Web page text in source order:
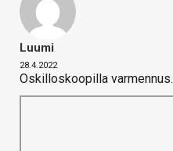
Luumi
28.4.2022
Oskilloskoopilla varmennus.